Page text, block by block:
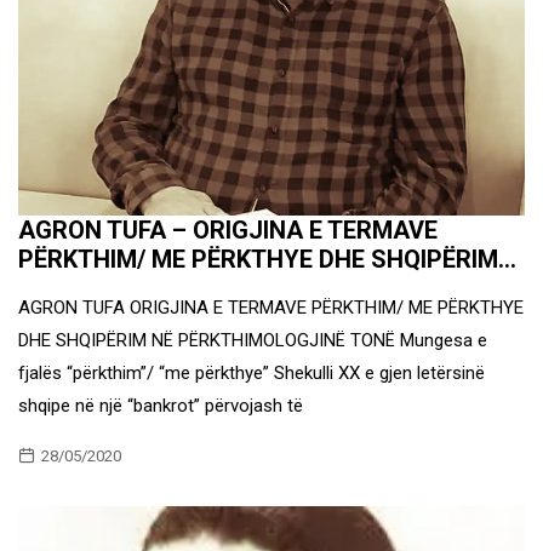
AGRON TUFA – ORIGJINA E TERMAVE
PËRKTHIM/ ME PËRKTHYE DHE SHQIPËRIM…
AGRON TUFA ORIGJINA E TERMAVE PËRKTHIM/ ME PËRKTHYE
DHE SHQIPËRIM NË PËRKTHIMOLOGJINË TONË Mungesa e
fjalës “përkthim”/ “me përkthye” Shekulli XX e gjen letërsinë
shqipe në një “bankrot” përvojash të
28/05/2020